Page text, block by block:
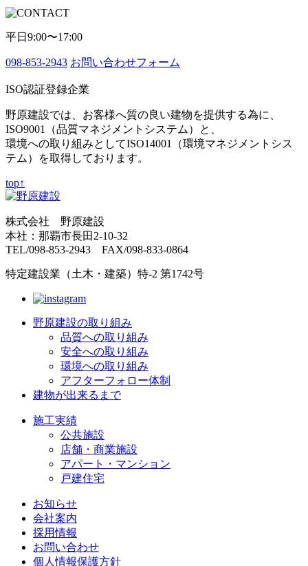
平日9:00〜17:00
098-853-2943 お問い合わせフォーム
ISO認証登録企業
野原建設では、お客様へ質の良い建物を提供する為に、
ISO9001（品質マネジメントシステム）と、
環境への取り組みとしてISO14001（環境マネジメントシス
テム）を取得しております。
top↑
株式会社 野原建設
本社：那覇市長田2-10-32
TEL/098-853-2943 FAX/098-833-0864
特定建設業（土木・建築）特-2 第1742号
野原建設の取り組み
品質への取り組み
安全への取り組み
環境への取り組み
アフターフォロー体制
建物が出来るまで
施工実績
公共施設
店舗・商業施設
アパート・マンション
戸建住宅
お知らせ
会社案内
採用情報
お問い合わせ
個人情報保護方針